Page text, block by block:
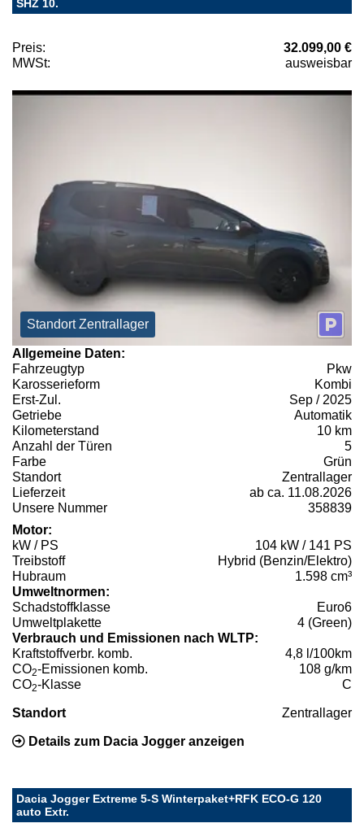
SHZ 10.
Preis:
32.099,00 €
MWSt:
ausweisbar
Standort Zentrallager
Allgemeine Daten:
Fahrzeugtyp
Pkw
Karosserieform
Kombi
Erst-Zul.
Sep / 2025
Getriebe
Automatik
Kilometerstand
10 km
Anzahl der Türen
5
Farbe
Grün
Standort
Zentrallager
Lieferzeit
ab ca. 11.08.2026
Unsere Nummer
358839
Motor:
kW / PS
104 kW / 141 PS
Treibstoff
Hybrid (Benzin/Elektro)
Hubraum
1.598 cm³
Umweltnormen:
Schadstoffklasse
Euro6
Umweltplakette
4 (Green)
Verbrauch und Emissionen nach WLTP:
Kraftstoffverbr. komb.
4,8 l/100km
CO2-Emissionen komb.
108 g/km
CO2-Klasse C
Standort Zentrallager
Details zum Dacia Jogger anzeigen
Dacia Jogger Extreme 5-S Winterpaket+RFK ECO-G 120
auto Extr.